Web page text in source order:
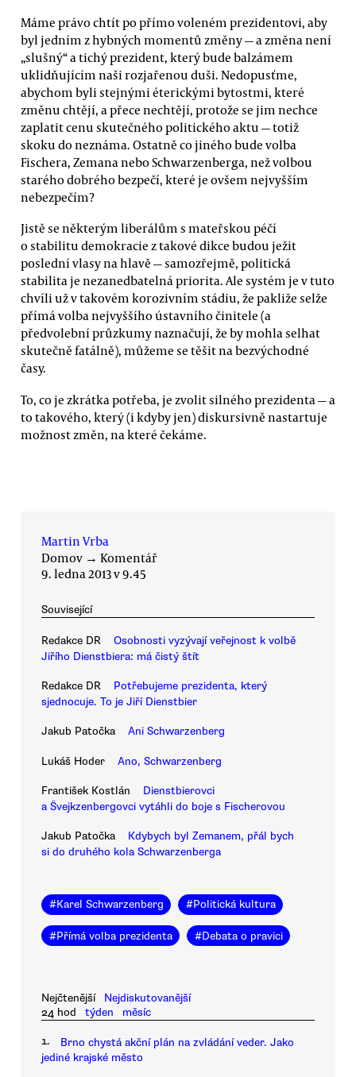
Máme právo chtít po přímo voleném prezidentovi, aby
byl jedním z hybných momentů změny — a změna není
„slušný“ a tichý prezident, který bude balzámem
uklidňujícím naši rozjařenou duši. Nedopusťme,
abychom byli stejnými éterickými bytostmi, které
změnu chtějí, a přece nechtějí, protože se jim nechce
zaplatit cenu skutečného politického aktu — totiž
skoku do neznáma. Ostatně co jiného bude volba
Fischera, Zemana nebo Schwarzenberga, než volbou
starého dobrého bezpečí, které je ovšem nejvyšším
nebezpečím?
Jistě se některým liberálům s mateřskou péčí
o stabilitu demokracie z takové dikce budou ježit
poslední vlasy na hlavě — samozřejmě, politická
stabilita je nezanedbatelná priorita. Ale systém je v tuto
chvíli už v takovém korozivním stádiu, že pakliže selže
přímá volba nejvyššího ústavního činitele (a
předvolební průzkumy naznačují, že by mohla selhat
skutečně fatálně), můžeme se těšit na bezvýchodné
časy.
To, co je zkrátka potřeba, je zvolit silného prezidenta — a
to takového, který (i kdyby jen) diskursivně nastartuje
možnost změn, na které čekáme.
Martin Vrba
Domov → Komentář
9. ledna 2013 v 9.45
Související
Redakce DR
Osobnosti vyzývají veřejnost k volbě
Jiřího Dienstbiera: má čistý štít
Redakce DR
Potřebujeme prezidenta, který
sjednocuje. To je Jiří Dienstbier
Jakub Patočka Ani Schwarzenberg
Lukáš Hoder Ano, Schwarzenberg
František Kostlán
Dienstbierovci
a Švejkzenbergovci vytáhli do boje s Fischerovou
Jakub Patočka
Kdybych byl Zemanem, přál bych
si do druhého kola Schwarzenberga
#Karel Schwarzenberg #Politická kultura
#Přímá volba prezidenta #Debata o pravici
Nejčtenější
Nejdiskutovanější
24 hod
týden měsíc
1.
Brno chystá akční plán na zvládání veder. Jako
jediné krajské město